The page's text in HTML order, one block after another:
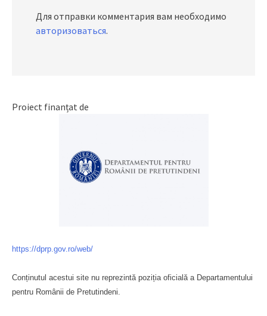
Для отправки комментария вам необходимо
авторизоваться.
Proiect finanțat de
https://dprp.gov.ro/web/
Conținutul acestui site nu reprezintă poziția oficială a Departamentului
pentru Românii de Pretutindeni.